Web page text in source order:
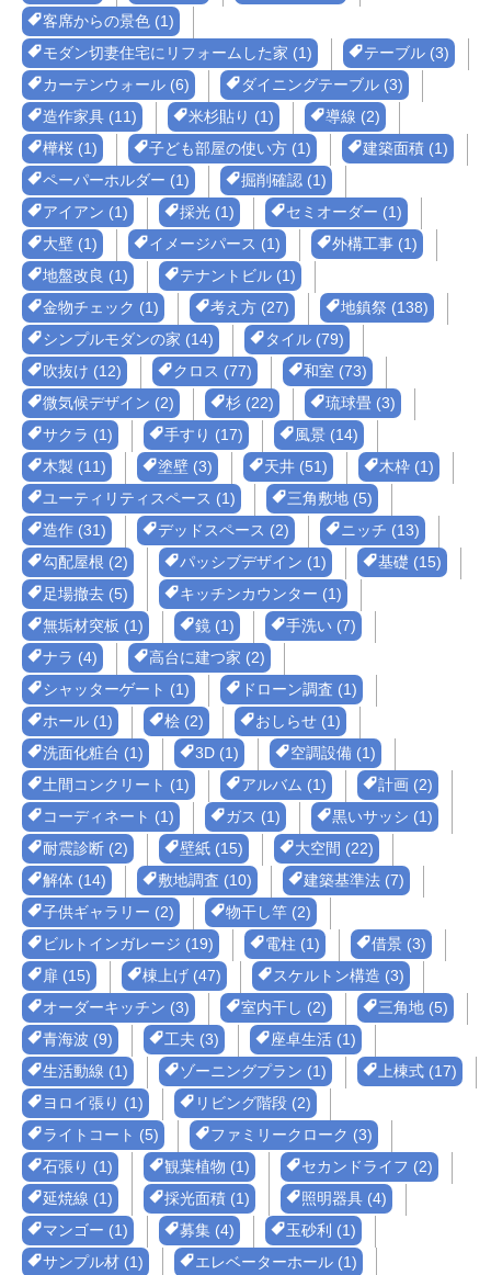
客席からの景色 (1)
モダン切妻住宅にリフォームした家 (1)
テーブル (3)
カーテンウォール (6)
ダイニングテーブル (3)
造作家具 (11)
米杉貼り (1)
導線 (2)
樺桜 (1)
子ども部屋の使い方 (1)
建築面積 (1)
ペーパーホルダー (1)
掘削確認 (1)
アイアン (1)
採光 (1)
セミオーダー (1)
大壁 (1)
イメージパース (1)
外構工事 (1)
地盤改良 (1)
テナントビル (1)
金物チェック (1)
考え方 (27)
地鎮祭 (138)
シンプルモダンの家 (14)
タイル (79)
吹抜け (12)
クロス (77)
和室 (73)
微気候デザイン (2)
杉 (22)
琉球畳 (3)
サクラ (1)
手すり (17)
風景 (14)
木製 (11)
塗壁 (3) 天井 (51)
木枠 (1)
ユーティリティスペース (1)
三角敷地 (5)
造作 (31)
デッドスペース (2)
ニッチ (13)
勾配屋根 (2)
パッシブデザイン (1)
基礎 (15)
足場撤去 (5)
キッチンカウンター (1)
無垢材突板 (1)
鏡 (1)
手洗い (7)
ナラ (4)
高台に建つ家 (2)
シャッターゲート (1)
ドローン調査 (1)
ホール (1)
桧 (2)
おしらせ (1)
洗面化粧台 (1)
3D (1)
空調設備 (1)
土間コンクリート (1)
アルバム (1)
計画 (2)
コーディネート (1)
ガス (1)
黒いサッシ (1)
耐震診断 (2)
壁紙 (15)
大空間 (22)
解体 (14)
敷地調査 (10)
建築基準法 (7)
子供ギャラリー (2)
物干し竿 (2)
ビルトインガレージ (19)
電柱 (1)
借景 (3)
扉 (15)
棟上げ (47)
スケルトン構造 (3)
オーダーキッチン (3)
室内干し (2)
三角地 (5)
青海波 (9)
工夫 (3)
座卓生活 (1)
生活動線 (1)
ゾーニングプラン (1)
上棟式 (17)
ヨロイ張り (1)
リビング階段 (2)
ライトコート (5)
ファミリークローク (3)
石張り (1)
観葉植物 (1)
セカンドライフ (2)
延焼線 (1)
採光面積 (1)
照明器具 (4)
マンゴー (1)
募集 (4)
玉砂利 (1)
サンプル材 (1)
エレベーターホール (1)